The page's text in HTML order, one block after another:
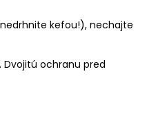
kefou!), nechajte
Dvojitú ochranu pred